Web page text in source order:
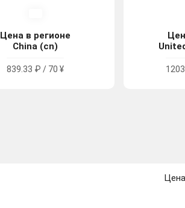
Цена в регионе
China (cn)
839.33 ₽ / 70 ¥
Цена